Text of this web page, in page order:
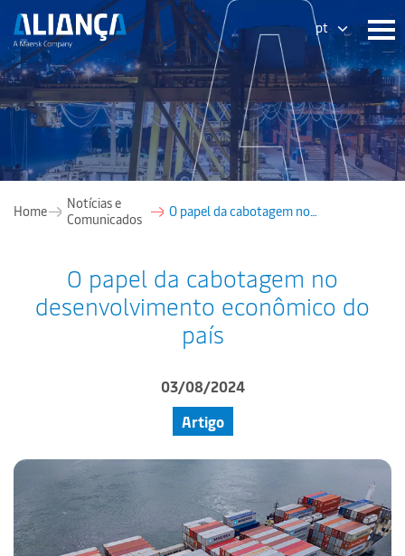
pt
Home
Notícias e
Comunicados
O papel da cabotagem no
O papel da cabotagem no
desenvolvimento econômico do
país
03/08/2024
Artigo